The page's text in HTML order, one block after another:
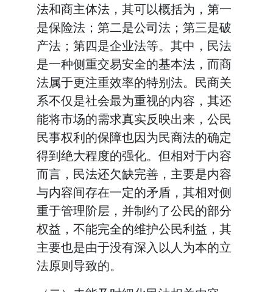
法和商主体法，其可以概括为，第一
是保险法；第二是公司法；第三是破
产法；第四是企业法等。其中，民法
是一种侧重交易安全的基本法，而商
法属于更注重效率的特别法。民商关
系不仅是社会最为重视的内容，其还
能将市场的需求真实反映出来，公民
民事权利的保障也因为民商法的确定
得到绝大程度的强化。但相对于内容
而言，民法还欠缺完善，主要是内容
与内容间存在一定的矛盾，其相对侧
重于管理阶层，并制约了公民的部分
权益，不能完全的维护公民利益，其
主要也是由于没有深入以人为本的立
法原则导致的。